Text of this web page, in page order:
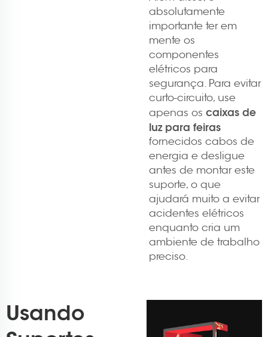
absolutamente
importante ter em
mente os
componentes
elétricos para
segurança. Para evitar
curto-circuito, use
apenas os caixas de
luz para feiras
fornecidos cabos de
energia e desligue
antes de montar este
suporte, o que
ajudará muito a evitar
acidentes elétricos
enquanto cria um
ambiente de trabalho
preciso.
Usando